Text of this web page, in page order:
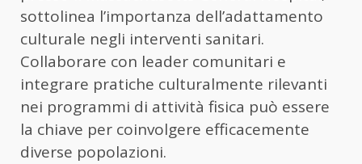
sottolinea l’importanza dell’adattamento
culturale negli interventi sanitari.
Collaborare con leader comunitari e
integrare pratiche culturalmente rilevanti
nei programmi di attività fisica può essere
la chiave per coinvolgere efficacemente
diverse popolazioni.